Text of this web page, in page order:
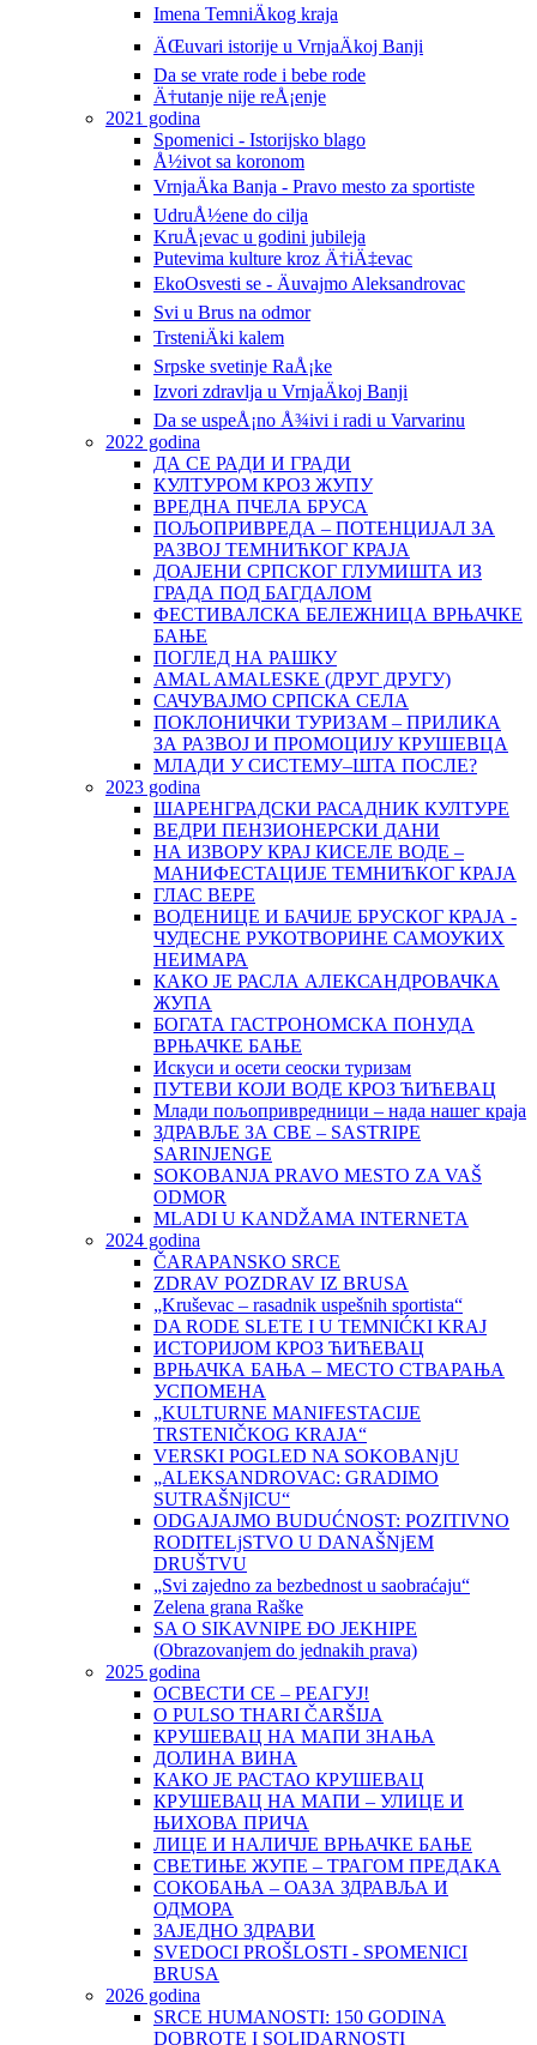
Imena TemniÄkog kraja
ÄŒuvari istorije u VrnjaÄkoj Banji
Da se vrate rode i bebe rode
Ä†utanje nije reÅ¡enje
2021 godina
Spomenici - Istorijsko blago
Å½ivot sa koronom
VrnjaÄka Banja - Pravo mesto za sportiste
UdruÅ½ene do cilja
KruÅ¡evac u godini jubileja
Putevima kulture kroz Ä†iÄ‡evac
EkoOsvesti se - Äuvajmo Aleksandrovac
Svi u Brus na odmor
TrsteniÄki kalem
Srpske svetinje RaÅ¡ke
Izvori zdravlja u VrnjaÄkoj Banji
Da se uspeÅ¡no Å¾ivi i radi u Varvarinu
2022 godina
ДА СЕ РАДИ И ГРАДИ
КУЛТУРОМ КРОЗ ЖУПУ
ВРЕДНА ПЧЕЛА БРУСА
ПОЉОПРИВРЕДА – ПОТЕНЦИЈАЛ ЗА
РАЗВОЈ ТЕМНИЋКОГ КРАЈА
ДОАЈЕНИ СРПСКОГ ГЛУМИШТА ИЗ
ГРАДА ПОД БАГДАЛОМ
ФЕСТИВАЛСКА БЕЛЕЖНИЦА ВРЊАЧКЕ
БАЊЕ
ПОГЛЕД НА РАШКУ
AMAL AMALESKE (ДРУГ ДРУГУ)
САЧУВАЈМО СРПСКА СЕЛА
ПОКЛОНИЧКИ ТУРИЗАМ – ПРИЛИКА
ЗА РАЗВОЈ И ПРОМОЦИЈУ КРУШЕВЦА
МЛАДИ У СИСТЕМУ–ШТА ПОСЛЕ?
2023 godina
ШАРЕНГРАДСКИ РАСАДНИК КУЛТУРЕ
ВЕДРИ ПЕНЗИОНЕРСКИ ДАНИ
НА ИЗВОРУ КРАЈ КИСЕЛЕ ВОДЕ –
МАНИФЕСТАЦИЈЕ ТЕМНИЋКОГ КРАЈА
ГЛАС ВЕРЕ
ВОДЕНИЦЕ И БАЧИЈЕ БРУСКОГ КРАЈА -
ЧУДЕСНЕ РУКОТВОРИНЕ САМОУКИХ
НЕИМАРА
КАКО ЈЕ РАСЛА АЛЕКСАНДРОВАЧКА
ЖУПА
БОГАТА ГАСТРОНОМСКА ПОНУДА
ВРЊАЧКЕ БАЊЕ
Искуси и осети сеоски туризам
ПУТЕВИ КОЈИ ВОДЕ КРОЗ ЋИЋЕВАЦ
Млади пољопривредници – нада нашег краја
ЗДРАВЉЕ ЗА СВЕ – SASTRIPE
SARINJENGE
SOKOBANJA PRAVO MESTO ZA VAŠ
ODMOR
MLADI U KANDŽAMA INTERNETA
2024 godina
ČARAPANSKO SRCE
ZDRAV POZDRAV IZ BRUSA
„Kruševac – rasadnik uspešnih sportista“
DA RODE SLETE I U TEMNIĆKI KRAJ
ИСТОРИЈОМ КРОЗ ЋИЋЕВАЦ
ВРЊАЧКА БАЊА – МЕСТО СТВАРАЊА
УСПОМЕНА
„KULTURNE MANIFESTACIJE
TRSTENIČKOG KRAJA“
VERSKI POGLED NA SOKOBANjU
„ALEKSANDROVAC: GRADIMO
SUTRAŠNjICU“
ODGAJAJMO BUDUĆNOST: POZITIVNO
RODITELjSTVO U DANAŠNjEM
DRUŠTVU
„Svi zajedno za bezbednost u saobraćaju“
Zelena grana Raške
SA O SIKAVNIPE ĐO JEKHIPE
(Obrazovanjem do jednakih prava)
2025 godina
ОСВЕСТИ СЕ – РЕАГУЈ!
O PULSO THARI ČARŠIJA
КРУШЕВАЦ НА МАПИ ЗНАЊА
ДОЛИНА ВИНА
КАКО ЈЕ РАСТАО КРУШЕВАЦ
КРУШЕВАЦ НА МАПИ – УЛИЦЕ И
ЊИХОВА ПРИЧА
ЛИЦЕ И НАЛИЧЈЕ ВРЊАЧКЕ БАЊЕ
СВЕТИЊЕ ЖУПЕ – ТРАГОМ ПРЕДАКА
СОКОБАЊА – ОАЗА ЗДРАВЉА И
ОДМОРА
ЗАЈЕДНО ЗДРАВИ
SVEDOCI PROŠLOSTI - SPOMENICI
BRUSA
2026 godina
SRCE HUMANOSTI: 150 GODINA
DOBROTE I SOLIDARNOSTI